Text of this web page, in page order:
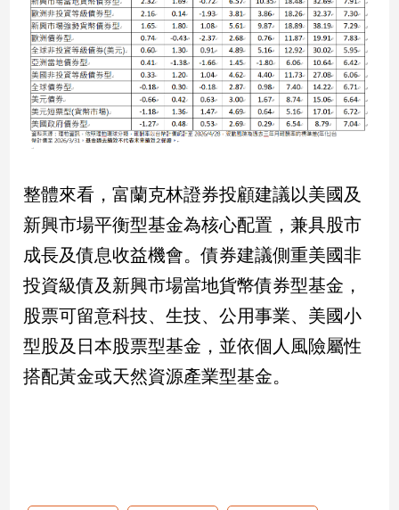
媒
體
投
稿
專
【我
觀
點】
整體來看，富蘭克林證券投顧建議以美國及
新興市場平衡型基金為核心配置，兼具股市
成長及債息收益機會。債券建議側重美國非
投資級債及新興市場當地貨幣債券型基金，
股票可留意科技、生技、公用事業、美國小
型股及日本股票型基金，並依個人風險屬性
搭配黃金或天然資源產業型基金。